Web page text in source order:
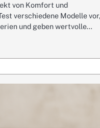
von Komfort und
verschiedene Modelle
und geben wertvolle…